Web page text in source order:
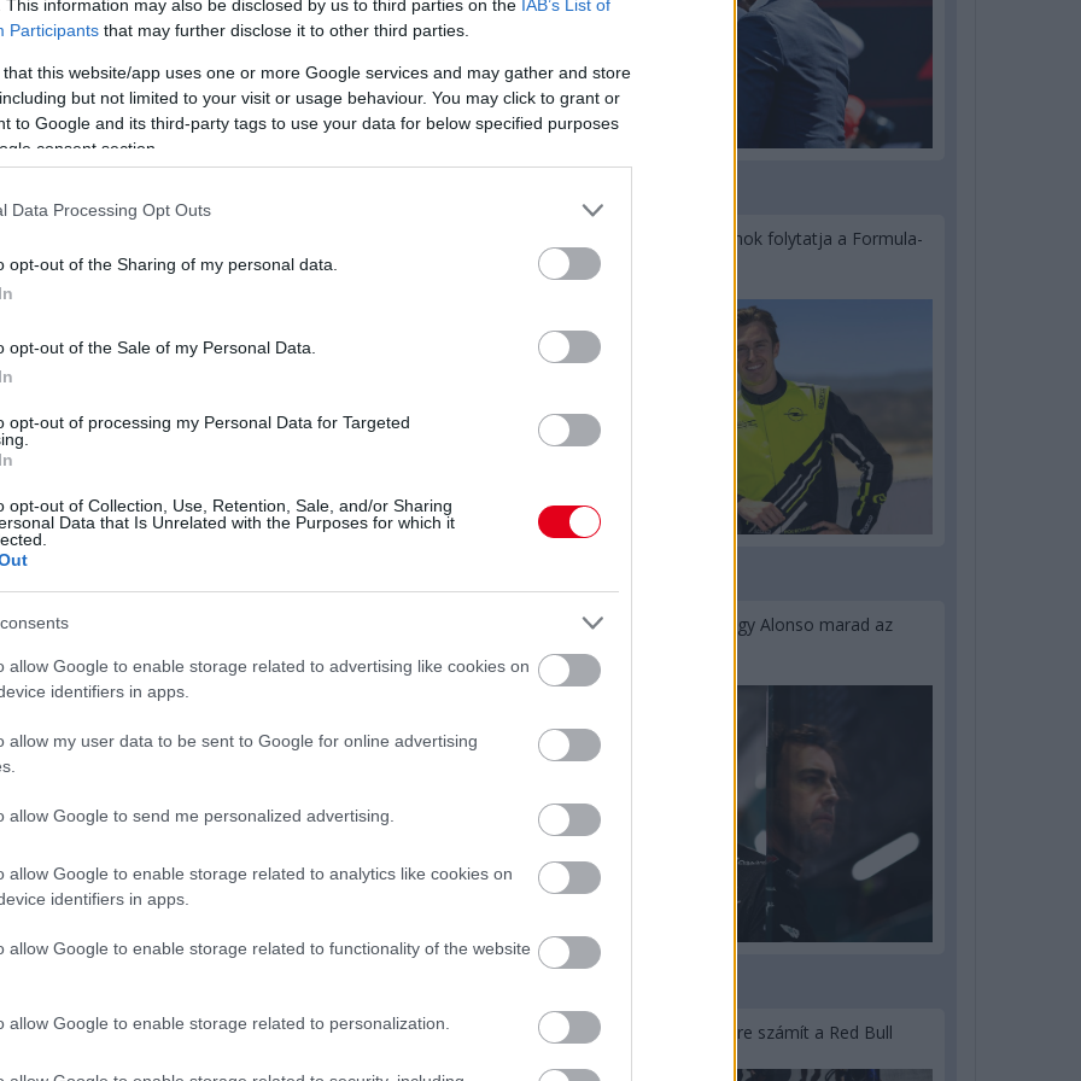
This information may also be disclosed by us to third parties on the IAB’s List of
Participants that may further disclose it to other third parties.
that this website/app uses one or more Google services and may gather and store
but not limited to your visit or usage behaviour. You may click to grant or
to Google and its third-party tags to use your data for below specified purposes
consent section.
Data Processing Opt Outs
opt-out of the Sharing of my personal data.
opt-out of the Sale of my Personal Data.
opt-out of processing my Personal Data for Targeted
opt-out of Collection, Use, Retention, Sale, and/or Sharing
Data that Is Unrelated with the Purposes for which it
allow Google to enable storage related to advertising like cookies on
identifiers in apps.
allow my user data to be sent to Google for online advertising
allow Google to send me personalized advertising.
allow Google to enable storage related to analytics like cookies on
identifiers in apps.
allow Google to enable storage related to functionality of the website
allow Google to enable storage related to personalization.
helyre!
2,5 másodperc a távolság.
a Ferrari futama.
a dobogó alsó foka a kérdés - vajon Hamilton vagy
mert nem jól töltötte le a korábbit...
- a spanyol gyorsabb, de nagy a távolság. Ocon 13
van kint, nem is az intereken.
a Red Bullt - most elég sokan kalandoznak...
semmi érdekes.
csapat nem biztonságosan küldte vissza a bokszból, és
senkit, de ő nem tudja folytatni a falnak ütközése után.
is falba tette az autót, de begurult a bokszba - folytatja, de
vezet Alonso előtt, majd jön Ocon, és a mögötte
vezet a kerékcsere után - közben Stroll falnak csapja az
visszajön a második helyre, így biztosított a dolog.
Újabb korábbi F2-es bajnok folytatja a Formula-
E-ben
Newey biztos benne, hogy Alonso marad az
Aston Martinnál
Lassuló fejlesztési ütemre számít a Red Bull